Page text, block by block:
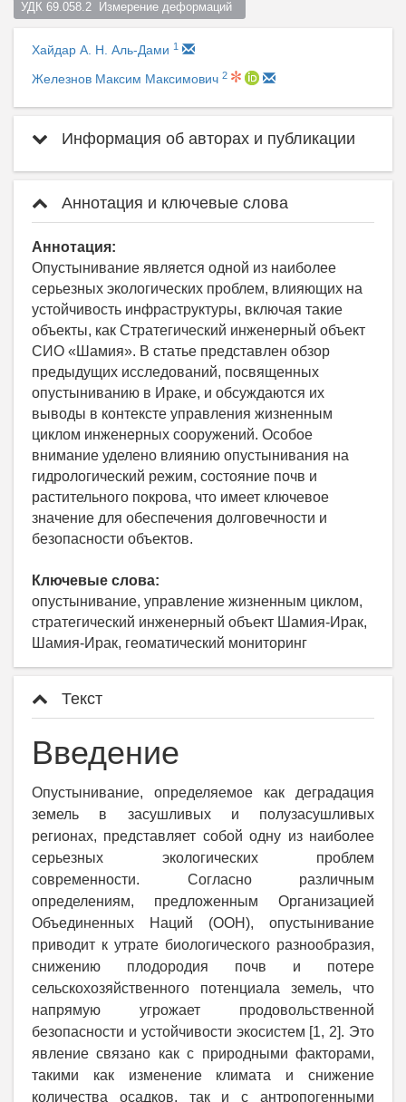
УДК 69.058.2  Измерение деформаций
Хайдар А. Н. Аль-Дами 1
Железнов Максим Максимович 2
Информация об авторах и публикации
Аннотация и ключевые слова
Аннотация:
Опустынивание является одной из наиболее
серьезных экологических проблем, влияющих на
устойчивость инфраструктуры, включая такие
объекты, как Стратегический инженерный объект
СИО «Шамия». В статье представлен обзор
предыдущих исследований, посвященных
опустыниванию в Ираке, и обсуждаются их
выводы в контексте управления жизненным
циклом инженерных сооружений. Особое
внимание уделено влиянию опустынивания на
гидрологический режим, состояние почв и
растительного покрова, что имеет ключевое
значение для обеспечения долговечности и
безопасности объектов.
Ключевые слова:
опустынивание, управление жизненным циклом,
cтратегический инженерный объект Шамия-Ирак,
Шамия-Ирак, геоматический мониторинг
Текст
Введение
Опустынивание, определяемое как деградация
земель в засушливых и полузасушливых
регионах, представляет собой одну из наиболее
серьезных экологических проблем
современности. Согласно различным
определениям, предложенным Организацией
Объединенных Наций (ООН), опустынивание
приводит к утрате биологического разнообразия,
снижению плодородия почв и потере
сельскохозяйственного потенциала земель, что
напрямую угрожает продовольственной
безопасности и устойчивости экосистем [1, 2]. Это
явление связано как с природными факторами,
такими как изменение климата и снижение
количества осадков, так и с антропогенными